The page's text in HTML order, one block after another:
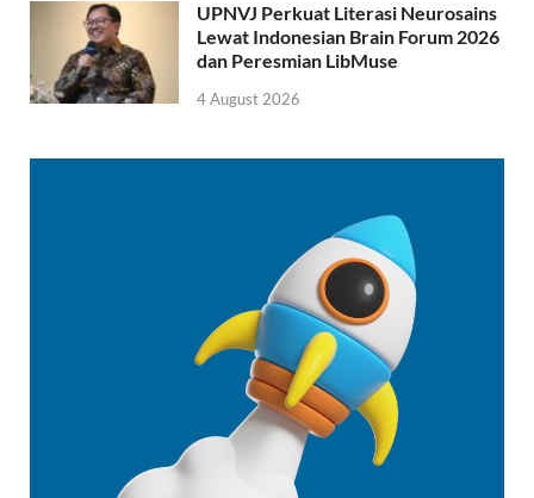
UPNVJ Perkuat Literasi Neurosains
Lewat Indonesian Brain Forum 2026
dan Peresmian LibMuse
4 August 2026